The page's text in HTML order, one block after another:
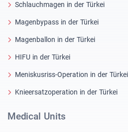
Schlauchmagen in der Türkei
Magenbypass in der Türkei
Magenballon in der Türkei
HIFU in der Türkei
Meniskusriss-Operation in der Türkei
Knieersatzoperation in der Türkei
Medical Units